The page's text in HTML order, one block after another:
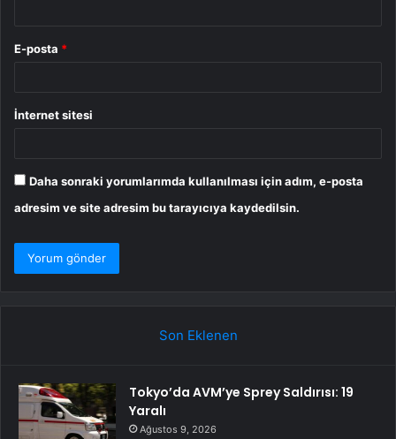
E-posta *
İnternet sitesi
Daha sonraki yorumlarımda kullanılması için adım, e-posta
adresim ve site adresim bu tarayıcıya kaydedilsin.
Son Eklenen
Tokyo’da AVM’ye Sprey Saldırısı: 19
Yaralı
Ağustos 9, 2026